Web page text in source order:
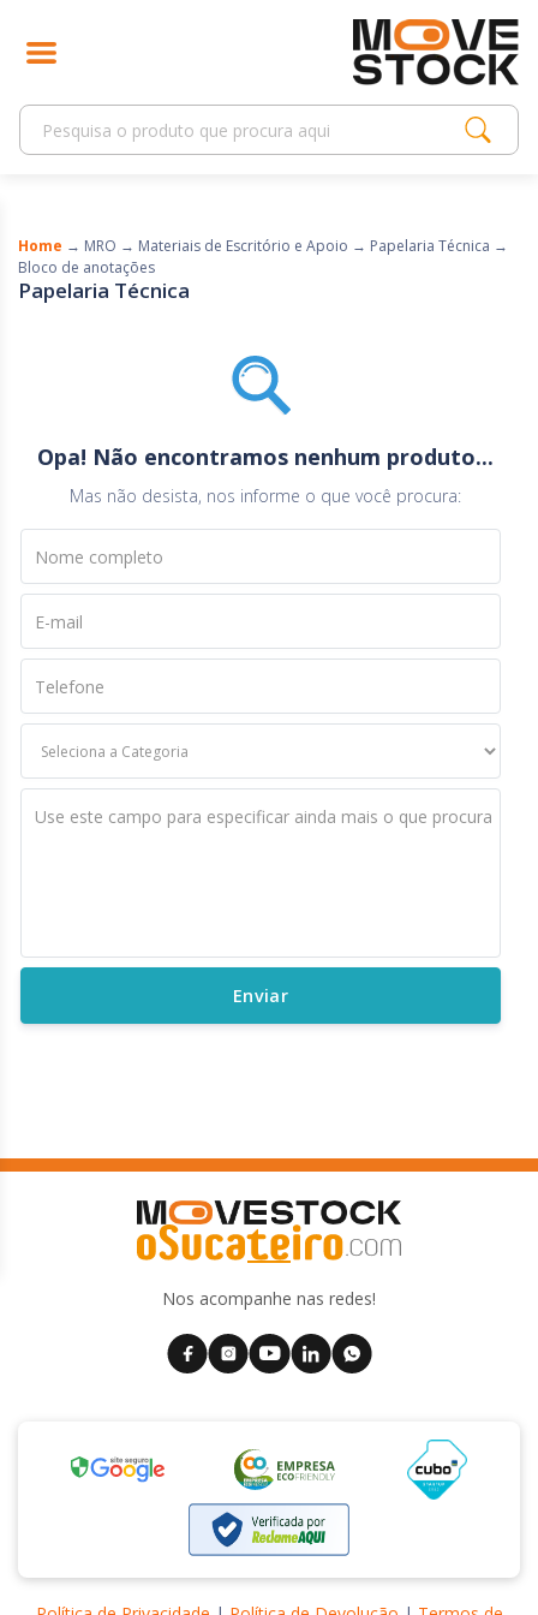
Home → MRO → Materiais de Escritório e Apoio → Papelaria Técnica →
Bloco de anotações
Papelaria Técnica
Opa! Não encontramos nenhum produto...
Mas não desista, nos informe o que você procura:
Nome completo
E-mail
Telefone
Use este campo para especificar ainda mais o que procura
Enviar
Nos acompanhe nas redes!